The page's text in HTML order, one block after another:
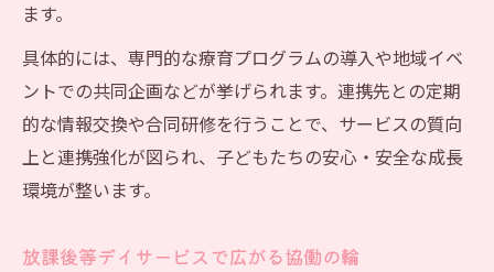
ます。
具体的には、専門的な療育プログラムの導入や地域イベ
ントでの共同企画などが挙げられます。連携先との定期
的な情報交換や合同研修を行うことで、サービスの質向
上と連携強化が図られ、子どもたちの安心・安全な成長
環境が整います。
放課後等デイサービスで広がる協働の輪